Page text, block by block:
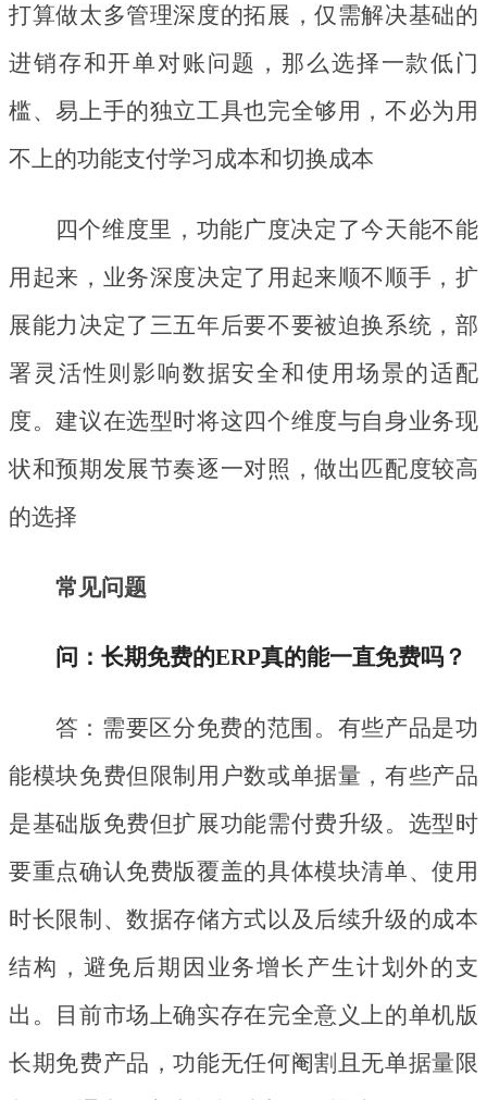
打算做太多管理深度的拓展，仅需解决基础的
进销存和开单对账问题，那么选择一款低门
槛、易上手的独立工具也完全够用，不必为用
不上的功能支付学习成本和切换成本
四个维度里，功能广度决定了今天能不能
用起来，业务深度决定了用起来顺不顺手，扩
展能力决定了三五年后要不要被迫换系统，部
署灵活性则影响数据安全和使用场景的适配
度。建议在选型时将这四个维度与自身业务现
状和预期发展节奏逐一对照，做出匹配度较高
的选择
常见问题
问：长期免费的ERP真的能一直免费吗？
答：需要区分免费的范围。有些产品是功
能模块免费但限制用户数或单据量，有些产品
是基础版免费但扩展功能需付费升级。选型时
要重点确认免费版覆盖的具体模块清单、使用
时长限制、数据存储方式以及后续升级的成本
结构，避免后期因业务增长产生计划外的支
出。目前市场上确实存在完全意义上的单机版
长期免费产品，功能无任何阉割且无单据量限